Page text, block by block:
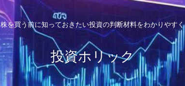
株を買う前に知っておきたい投資の判断材料をわかりやすく
投資ホリック